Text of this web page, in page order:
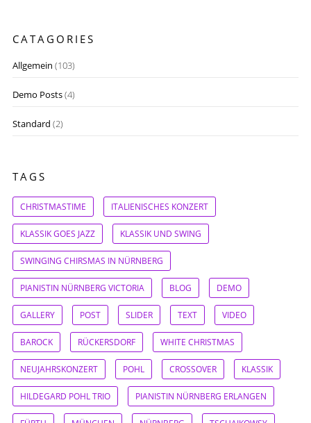
CATAGORIES
Allgemein (103)
Demo Posts(4)
Standard (2)
TAGS
CHRISTMASTIME ITALIENISCHES KONZERT
KLASSIK GOES JAZZ KLASSIK UND SWING
SWINGING CHIRSMAS IN NÜRNBERG
PIANISTIN NÜRNBERG VICTORIA BLOG DEMO
GALLERY POST SLIDER TEXT VIDEO
BAROCK RÜCKERSDORF WHITE CHRISTMAS
NEUJAHRSKONZERT POHL CROSSOVER KLASSIK
HILDEGARD POHL TRIO PIANISTIN NÜRNBERG ERLANGEN